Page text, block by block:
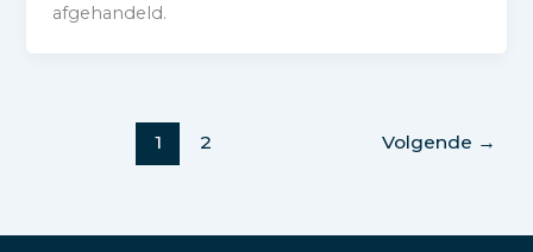
afgehandeld.
1 2 Volgende →